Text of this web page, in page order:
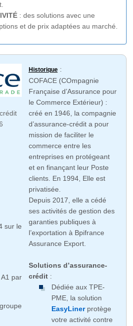
: des solutions avec une
et de prix adaptées au marché.
sur le
par
Historique:
COFACE (COmpagnie
Française d’Assurance pour
le Commerce Extérieur) :
créé en 1946, la compagnie
d’assurance-crédit a pour
mission de faciliter le
commerce entre les
entreprises en protégeant
et en finançant leur Poste
clients. En 1994, Elle est
privatisée.
Depuis 2017, elle a cédé
ses activités de gestion des
garanties publiques à
l’exportation à Bpifrance
Assurance Export.
Solutions d’assurance-
crédit:
Dédiée aux TPE-
PME, la solution
EasyLinerprotège
votre activité contre